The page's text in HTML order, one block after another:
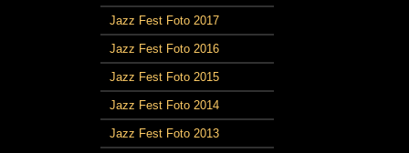
Jazz Fest Foto 2017
Jazz Fest Foto 2016
Jazz Fest Foto 2015
Jazz Fest Foto 2014
Jazz Fest Foto 2013